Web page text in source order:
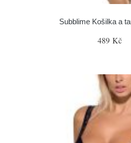
Subblime Košilka a
489 Kč